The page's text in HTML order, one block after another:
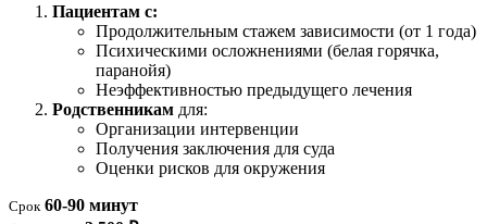
Пациентам с:
Продолжительным стажем зависимости (от 1 года)
Психическими осложнениями (белая горячка,
паранойя)
Неэффективностью предыдущего лечения
Родственникам для:
Организации интервенции
Получения заключения для суда
Оценки рисков для окружения
Срок 60-90 минут